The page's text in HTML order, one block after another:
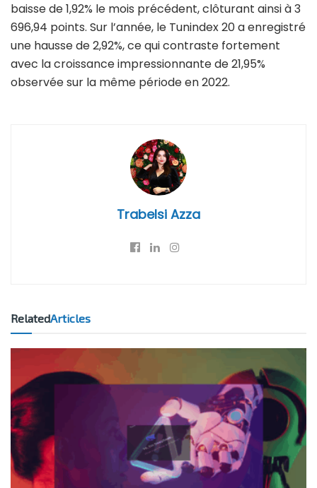
baisse de 1,92% le mois précédent, clôturant ainsi à 3
696,94 points. Sur l’année, le Tunindex 20 a enregistré
une hausse de 2,92%, ce qui contraste fortement
avec la croissance impressionnante de 21,95%
observée sur la même période en 2022.
Trabelsi Azza
RelatedArticles